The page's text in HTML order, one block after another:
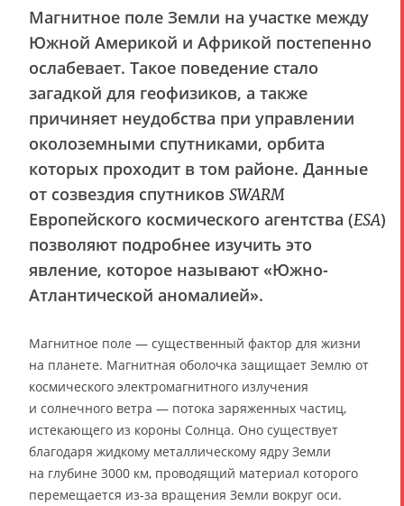
Магнитное поле Земли на участке между
Южной Америкой и Африкой постепенно
ослабевает. Такое поведение стало
загадкой для геофизиков, а также
причиняет неудобства при управлении
околоземными спутниками, орбита
которых проходит в том районе. Данные
от созвездия спутников SWARM
Европейского космического агентства (ESA)
позволяют подробнее изучить это
явление, которое называют «Южно-
Атлантической аномалией».
Магнитное поле — существенный фактор для жизни
на планете. Магнитная оболочка защищает Землю от
космического электромагнитного излучения
и солнечного ветра — потока заряженных частиц,
истекающего из короны Солнца. Оно существует
благодаря жидкому металлическому ядру Земли
на глубине 3000 км, проводящий материал которого
перемещается из-за вращения Земли вокруг оси.